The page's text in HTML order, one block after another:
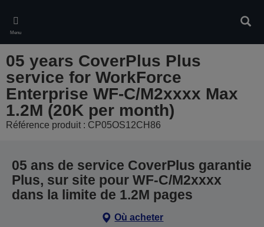
main
content
Menu
05 years CoverPlus Plus
service for WorkForce
Enterprise WF-C/M2xxxx Max
1.2M (20K per month)
Référence produit : CP05OS12CH86
05 ans de service CoverPlus garantie
Plus, sur site pour WF-C/M2xxxx
dans la limite de 1.2M pages
Où acheter